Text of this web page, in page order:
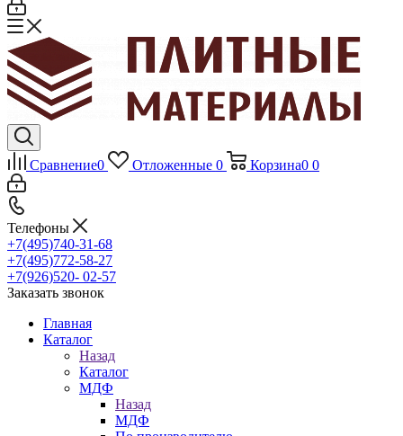
Сравнение0 Отложенные 0 Корзина0 0
Телефоны
+7(495)740-31-68
+7(495)772-58-27
+7(926)520- 02-57
Заказать звонок
Главная
Каталог
Назад
Каталог
МДФ
Назад
МДФ